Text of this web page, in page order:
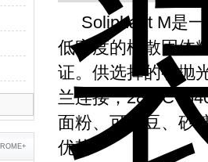
ROME+
Soliphant M是一
低密度的松散固体
证。供选择的有抛
兰连接；280°C
面粉、可可豆、砂
优势